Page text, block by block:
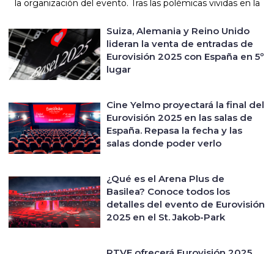
la organización del evento. Tras las polémicas vividas en la
Suiza, Alemania y Reino Unido
lideran la venta de entradas de
Eurovisión 2025 con España en 5º
lugar
Cine Yelmo proyectará la final del
Eurovisión 2025 en las salas de
España. Repasa la fecha y las
salas donde poder verlo
¿Qué es el Arena Plus de
Basilea? Conoce todos los
detalles del evento de Eurovisión
2025 en el St. Jakob-Park